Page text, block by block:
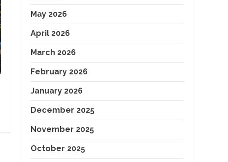
May 2026
April 2026
March 2026
February 2026
January 2026
December 2025
November 2025
October 2025